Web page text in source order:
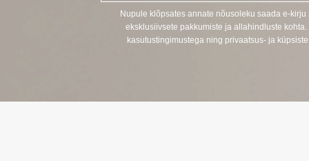
Nupule klõpsates annate nõusoleku saada e-kirju
eksklusiivsete pakkumiste ja allahindluste kohta.
kasutustingimustega ning privaatsus- ja